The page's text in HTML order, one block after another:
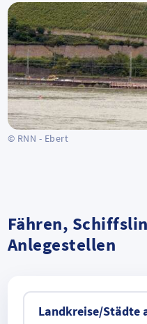
© RNN - Ebert
Fähren,
Anlegestellen
Landkreise/Städte